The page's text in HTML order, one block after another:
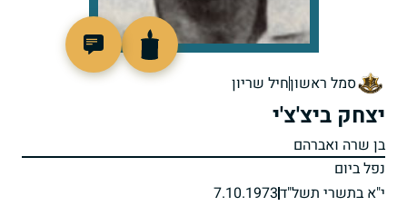
סמל ראשוןחיל שריון
יצחק ביצ'צ'י
בן שרה ואברהם
נפל ביום
י"א בתשרי תשל"ד7.10.1973